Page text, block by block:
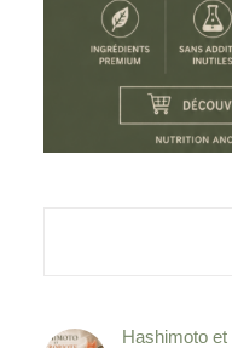
Hashimoto